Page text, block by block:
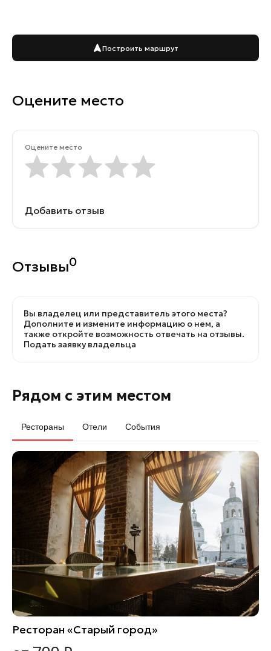
Построить маршрут
Оцените место
Оцените место
Добавить отзыв
Отзывы0
Вы владелец или представитель этого места?
Дополните и измените информацию о нем, а
также откройте возможность отвечать на отзывы.
Подать заявку владельца
Рядом с этим местом
Рестораны Отели События
Ресторан «Старый город»